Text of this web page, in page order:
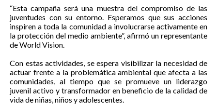
“Esta campaña será una muestra del compromiso de las
juventudes con su entorno. Esperamos que sus acciones
inspiren a toda la comunidad a involucrarse activamente en
la protección del medio ambiente”, afirmó un representante
de World Vision.
Con estas actividades, se espera visibilizar la necesidad de
actuar frente a la problemática ambiental que afecta a las
comunidades, al tiempo que se promueve un liderazgo
juvenil activo y transformador en beneficio de la calidad de
vida de niñas, niños y adolescentes.